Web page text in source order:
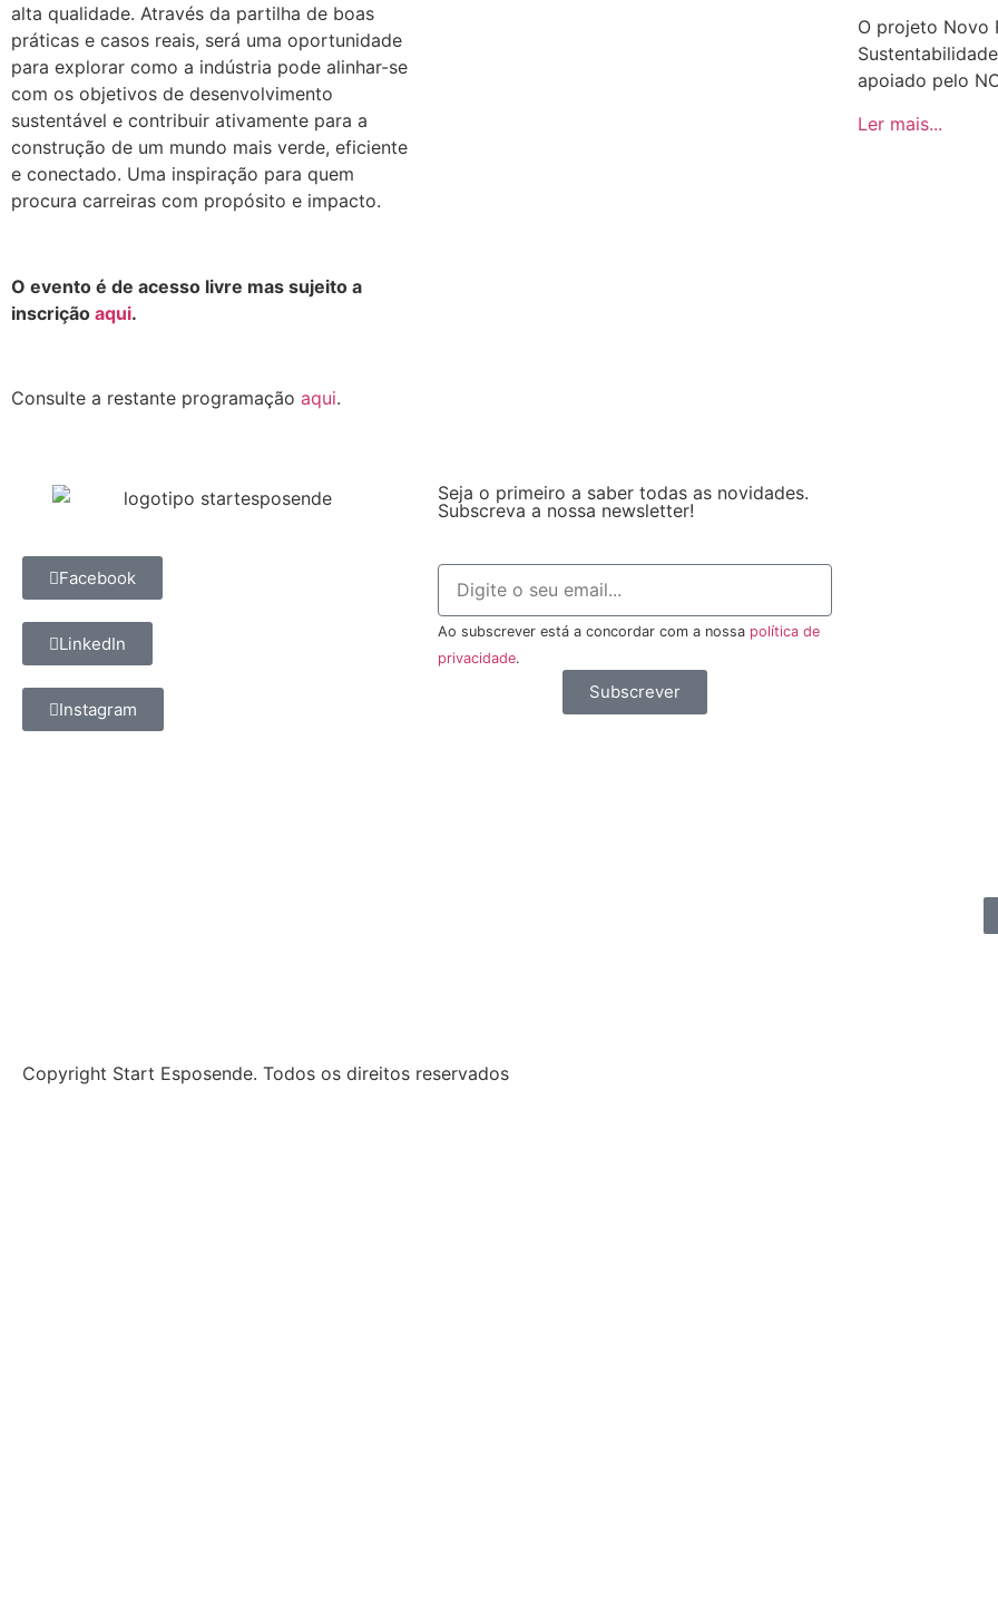
alta qualidade. Através da partilha de boas
práticas e casos reais, será uma oportunidade
para explorar como a indústria pode alinhar-se
com os objetivos de desenvolvimento
sustentável e contribuir ativamente para a
construção de um mundo mais verde, eficiente
e conectado. Uma inspiração para quem
procura carreiras com propósito e impacto.
O evento é de acesso livre mas sujeito a
inscrição aqui.
Consulte a restante programação aqui.
O projeto Novo
apoiado pelo
Ler mais...
Facebook
LinkedIn
Instagram
Seja o primeiro a saber todas as novidades.
Subscreva a nossa newsletter!
Ao subscrever está a concordar com a nossa política de
privacidade.
Subscrever
Copyright Start Esposende. Todos os direitos reservados